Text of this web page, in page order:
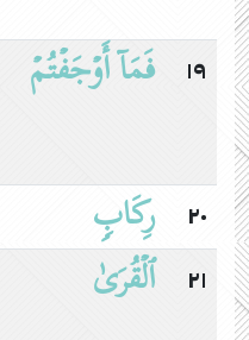
١٩
فَمَاۤ أَوۡجَفۡتُمۡ
٢٠
رِكَابࣲ
٢١
ٱلۡقُرَىٰ